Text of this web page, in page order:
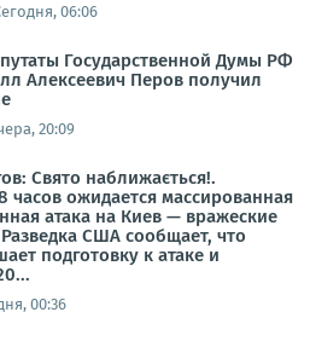
06:06
Государственной Думы РФ
Алексеевич Перов получил
20:09
Свято наближається!.
ожидается массированная
атака на Киев — вражеские
США сообщает, что
подготовку к атаке и
00:36